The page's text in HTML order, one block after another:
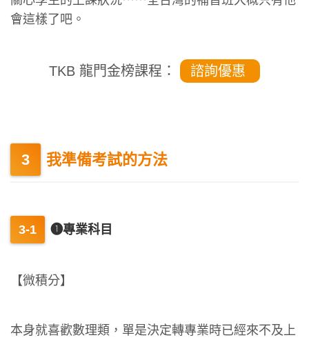
會這樣了吧。
TKB 龍門金榜課程： 諮詢優惠
我準備考試的方法
❶專業科目
【微積分】
本身就喜歡數理類，單是決定轉專業時已經來不及上